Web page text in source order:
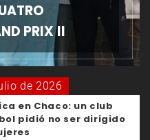
PRIX II
de 2026
en Chaco: un club
pidió no ser dirigido